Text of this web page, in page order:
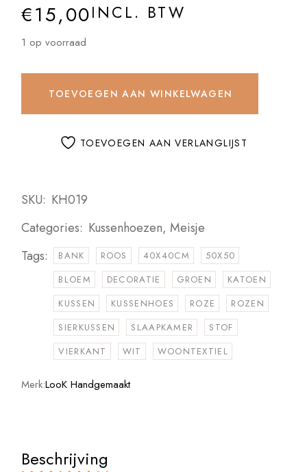
€15,00INCL. BTW
1 op voorraad
TOEVOEGEN AAN WINKELWAGEN
TOEVOEGEN AAN VERLANGLIJST
SKU: KH019
Categories: Kussenhoezen,Meisje
Tags:
BANK ROOS 40X40CM
50X50
BLOEM
DECORATIE GROEN
KATOEN
KUSSEN
KUSSENHOES ROZE
ROZEN
SIERKUSSEN
SLAAPKAMER
STOF
VIERKANT
WIT WOONTEXTIEL
Merk:LooK Handgemaakt
Beschrijving